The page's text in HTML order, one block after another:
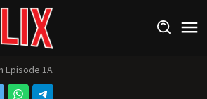
Episode 1A